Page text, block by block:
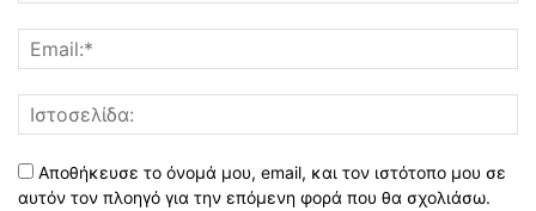
Αποθήκευσε το όνομά μου, email, και τον ιστότοπο μου σε
αυτόν τον πλοηγό για την επόμενη φορά που θα σχολιάσω.